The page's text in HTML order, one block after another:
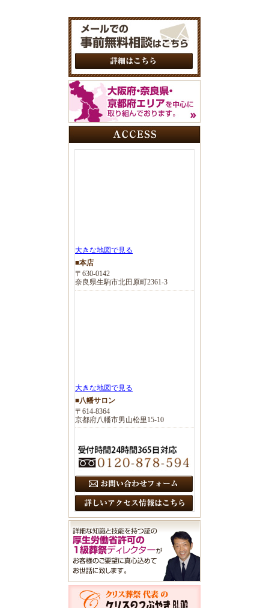
大きな地図で見る
■本店
〒630-0142
奈良県生駒市北田原町2361-3
大きな地図で見る
■八幡サロン
〒614-8364
京都府八幡市男山松里15-10